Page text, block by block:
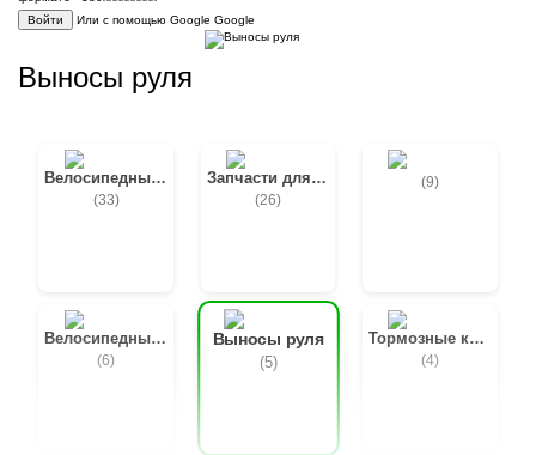
Войти
Или с помощью Google Google
Выносы руля
Велосипедные колёса
(33)
Запчасти для втулок
(26)
(9)
Велосипедные покрышки
(6)
Выносы руля
(5)
Тормозные колодки
(4)